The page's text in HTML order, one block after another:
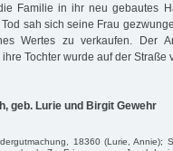
Familie in ihr neu gebautes
sah sich seine Frau
Wertes zu verkaufen. Der
Tochter wurde auf der Straße
geb. Lurie und Birgit Gewehr
18360 (Lurie, Annie);